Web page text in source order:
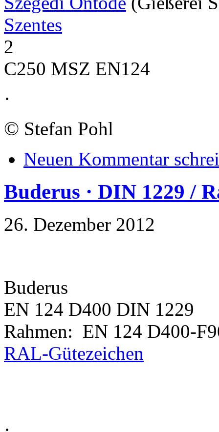
Szentes
2
C250 MSZ EN124
·
© Stefan Pohl
Neuen Kommentar
Buderus · DIN 1229 /
26. Dezember 2012
Buderus
EN 124 D400 DIN 1229
Rahmen: EN 124 D400-
RAL-Gütezeichen